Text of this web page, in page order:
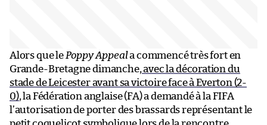
Alors que le Poppy Appeala commencé très fort en
Grande-Bretagne dimanche,avec la décoration du
stade de Leicester avant sa victoire face à Everton (2-
0), la Fédération anglaise (FA) a demandé à la FIFA
l’autorisation de porter des brassards représentant le